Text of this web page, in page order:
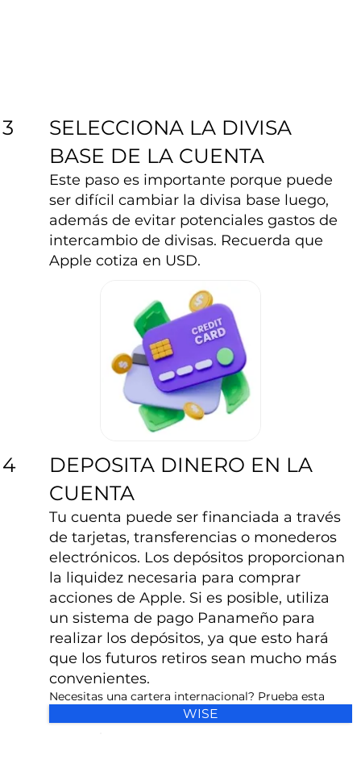
3
4
SELECCIONA LA DIVISA
BASE DE LA CUENTA
Este paso es importante porque puede
ser difícil cambiar la divisa base luego,
además de evitar potenciales gastos de
intercambio de divisas. Recuerda que
Apple cotiza en USD.
DEPOSITA DINERO EN LA
CUENTA
Tu cuenta puede ser financiada a través
de tarjetas, transferencias o monederos
electrónicos. Los depósitos proporcionan
la liquidez necesaria para comprar
acciones de Apple. Si es posible, utiliza
un sistema de pago Panameño para
realizar los depósitos, ya que esto hará
que los futuros retiros sean mucho más
convenientes.
Necesitas una cartera internacional? Prueba esta
WISE